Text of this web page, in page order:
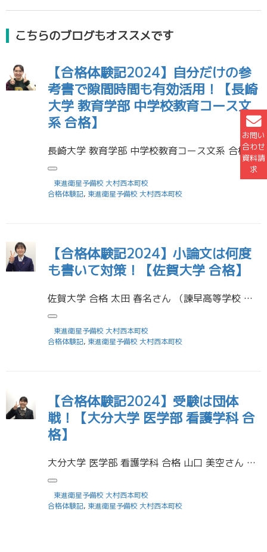
お問い
合わせ
資料請
求
こちらのブログもオススメです
【合格体験記2024】自分だけの参
考書で隙間時間も有効活用！【長崎
大学 教育学部 中学校教育コース文
系 合格】
長崎大学 教育学部 中学校教育コース文系 合格 吉原 帆南さん 受験に役立った勉強法を教えてください 学校の授業や東進の講義中にでてきた自分の知らなかった単語などをルーズリーフに書き留め、自分だけの参考書をつくり通学中に […]
東進衛星予備校 大村西本町校
合格体験記, 東進衛星予備校 大村西本町校
【合格体験記2024】小論文は何度
も書いて対策！【佐賀大学 合格】
佐賀大学 合格 太田 春名さん （諫早高等学校 卒業） 受験に役立った勉強法を教えてください 小論文をたくさん書いて、誰かに添削してもらう。数学は大問演習をする。 受験勉強で頑張ったことや学んだことなど、東進での思い出を […]
東進衛星予備校 大村西本町校
合格体験記, 東進衛星予備校 大村西本町校
【合格体験記2024】受験は団体
戦！【大分大学 医学部 看護学科 合
格】
大分大学 医学部 看護学科 合格 山口 美空さん 受験に役立った勉強法を教えてください 共通テスト形式の問題をたくさん解く。私は、英語Rや国語は時間不足になることが多かったので数をこなして間に合うようにした。また、私は東 […]
東進衛星予備校 大村西本町校
合格体験記, 東進衛星予備校 大村西本町校